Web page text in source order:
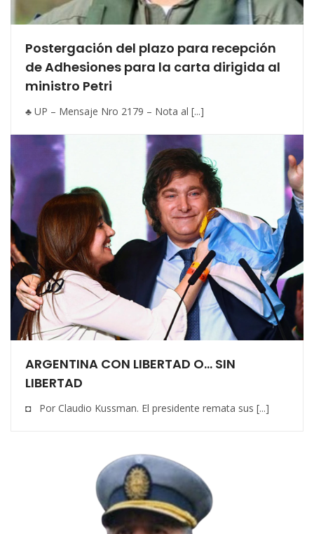
Postergación del plazo para recepción
de Adhesiones para la carta dirigida al
ministro Petri
♣ UP – Mensaje Nro 2179 – Nota al [...]
ARGENTINA CON LIBERTAD O… SIN
LIBERTAD
◘ Por Claudio Kussman. El presidente remata sus [...]